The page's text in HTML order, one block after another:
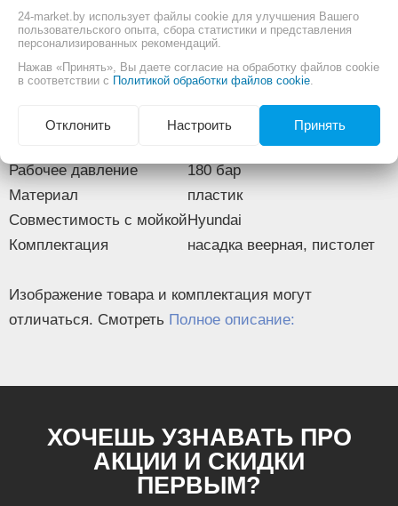
Информация
HYUNDAI HHW 170<->510
HYUNDAI HHW 180<->525
HYUNDAI HHW 190<->535A
Основные
Рабочее давление
180 бар
Материал
пластик
Совместимость с мойкойHyundai
Комплектация
насадка веерная, пистолет
Изображение товара и комплектация могут
отличаться. Смотреть Полное описание:
ХОЧЕШЬ УЗНАВАТЬ ПРО
АКЦИИ И СКИДКИ
ПЕРВЫМ?
24-market.by использует файлы cookie для улучшения Вашего
пользовательского опыта, сбора статистики и представления
персонализированных рекомендаций.
Нажав «Принять», Вы даете согласие на обработку файлов cookie
в соответствии с Политикой обработки файлов cookie
Отклонить Настроить Принять